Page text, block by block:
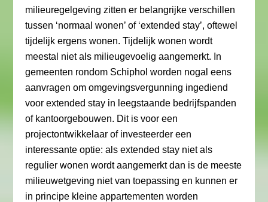
milieuregelgeving zitten er belangrijke verschillen
tussen ‘normaal wonen’ of ‘extended stay’, oftewel
tijdelijk ergens wonen. Tijdelijk wonen wordt
meestal niet als milieugevoelig aangemerkt. In
gemeenten rondom Schiphol worden nogal eens
aanvragen om omgevingsvergunning ingediend
voor extended stay in leegstaande bedrijfspanden
of kantoorgebouwen. Dit is voor een
projectontwikkelaar of investeerder een
interessante optie: als extended stay niet als
regulier wonen wordt aangemerkt dan is de meeste
milieuwetgeving niet van toepassing en kunnen er
in principe kleine appartementen worden